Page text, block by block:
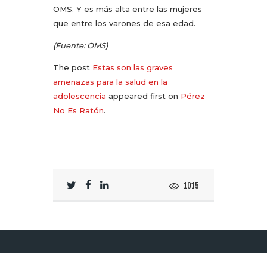
OMS. Y es más alta entre las mujeres
que entre los varones de esa edad.
(Fuente: OMS)
The post Estas son las graves
amenazas para la salud en la
adolescencia appeared first on Pérez
No Es Ratón.
1015